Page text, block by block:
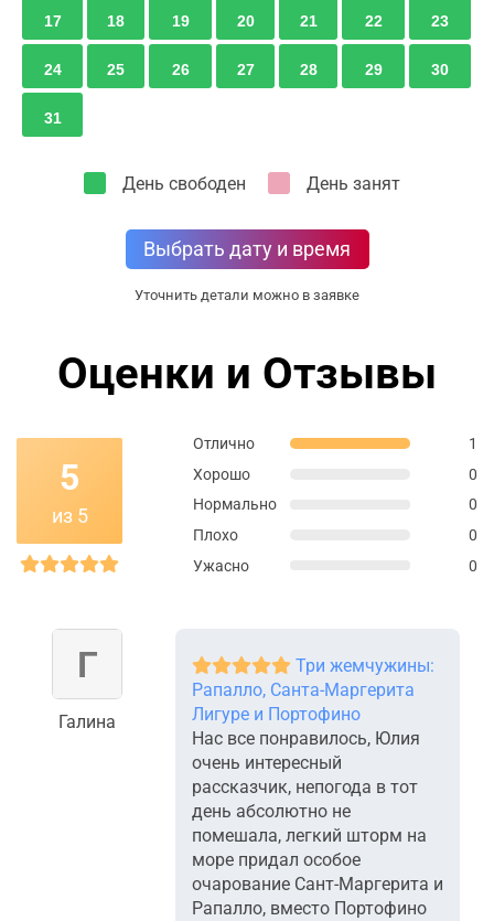
17 18 19 20 21 22 23
24 25 26 27 28 29 30
31
День свободен День занят
Выбрать дату и время
Уточнить детали можно в заявке
Оценки и Отзывы
5
из 5
Отлично
1
Хорошо
0
Нормально
0
Плохо
0
Ужасно
0
Галина
Три жемчужины:
Рапалло, Санта-Маргерита
Лигуре и Портофино
Нас все понравилось, Юлия
очень интересный
рассказчик, непогода в тот
день абсолютно не
помешала, легкий шторм на
море придал особое
очарование Сант-Маргерита и
Рапалло, вместо Портофино